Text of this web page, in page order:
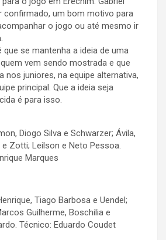
confirmado, um bom motivo para
o jogo ou até mesmo ir
que se mantenha a ideia de uma
vem sendo mostrada e que
nos juniores, na equipe alternativa,
principal. Que a ideia seja
é para isso.
Diogo Silva e Schwarzer; Ávila,
e Zotti; Leilson e Neto Pessoa.
Marques
Tiago Barbosa e Uendel;
Guilherme, Boschilia e
Técnico: Eduardo Coudet